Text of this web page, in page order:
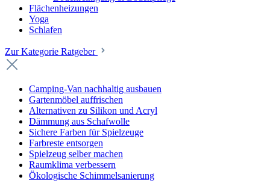
Flächenheizungen
Yoga
Schlafen
Zur Kategorie Ratgeber
Camping-Van nachhaltig ausbauen
Gartenmöbel auffrischen
Alternativen zu Silikon und Acryl
Dämmung aus Schafwolle
Sichere Farben für Spielzeuge
Farbreste entsorgen
Spielzeug selber machen
Raumklima verbessern
Ökologische Schimmelsanierung